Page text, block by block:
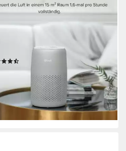
Core Mini Pro Air
Betriebsgeräusch
Raumgröße
€
- in 1-2 Werktagen bei dir